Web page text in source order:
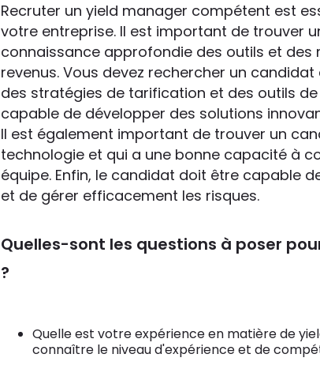
Recruter un yield manager compétent est
votre entreprise. Il est important de trouver
connaissance approfondie des outils et des
revenus. Vous devez rechercher un
des stratégies de tarification et des outils
capable de développer des solutions
Il est également important de trouver un
technologie et qui a une bonne capacité à
équipe. Enfin, le candidat doit être capable
et de gérer efficacement les risques.
Quelles-sont les questions à poser
?
Quelle est votre expérience en matière de
connaître le niveau d'expérience et de